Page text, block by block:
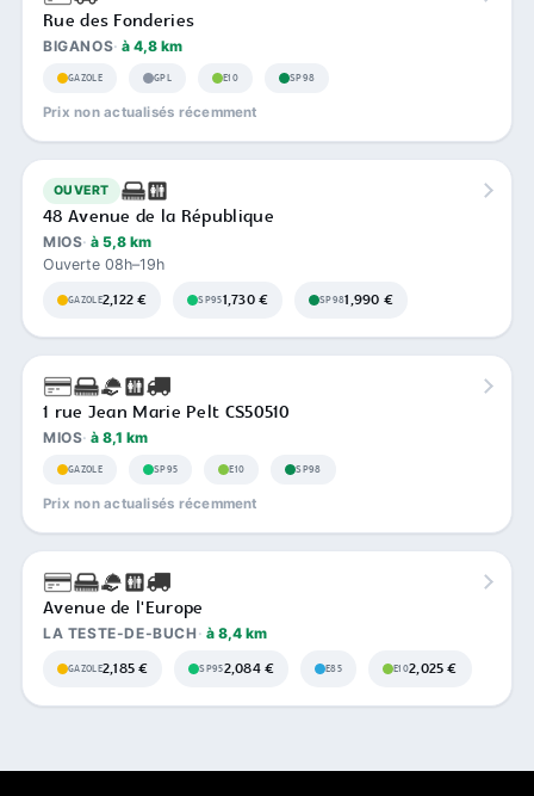
Rue des Fonderies
BIGANOS à 4,8 km
GAZOLE GPL E10 SP98
Prix non actualisés récemment
OUVERT
48 Avenue de la République
MIOS à 5,8 km
Ouverte 08h–19h
GAZOLE2,122 € SP951,730 € SP981,990 €
1 rue Jean Marie Pelt CS50510
MIOS à 8,1 km
GAZOLE SP95 E10 SP98
Prix non actualisés récemment
Avenue de l'Europe
LA TESTE-DE-BUCH à 8,4 km
GAZOLE2,185 € SP952,084 € E85 E102,025 €